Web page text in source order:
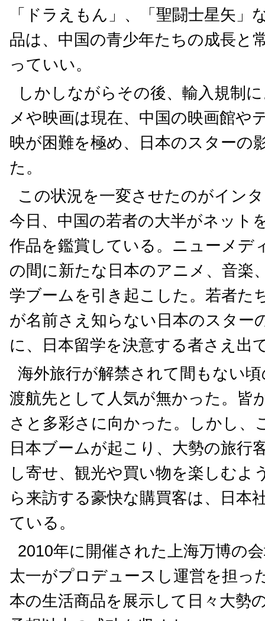
「ドラえもん」、「聖闘士星矢」
品は、中国の青少年たちの成長と
っていい。
しかしながらその後、輸入規制
メや映画は現在、中国の映画館や
映が困難を極め、日本のスターの
た。
この状況を一変させたのがイン
今日、中国の若者の大半がネット
作品を鑑賞している。ニューメデ
の間に新たな日本のアニメ、音楽
学ブームを引き起こした。若者た
が名前さえ知らない日本のスター
に、日本留学を決意する者さえ出
海外旅行が解禁されて間もない
渡航先として人気が無かった。皆
さと多彩さに向かった。しかし、
日本ブームが起こり、大勢の旅行
し寄せ、観光や買い物を楽しむよ
ら来訪する豪快な購買客は、日本
ている。
2010年に開催された上海万博の
太一がプロデュースし運営を担っ
本の生活商品を展示して日々大勢